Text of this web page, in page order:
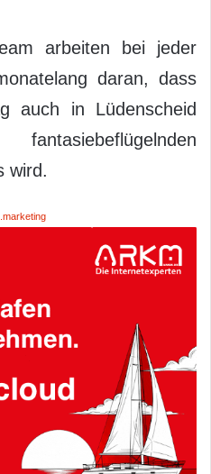
arbeiten bei jeder
daran, dass
auch in Lüdenscheid
wird.